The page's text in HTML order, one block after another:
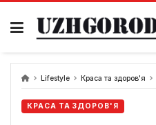
Skip
content
Lifestyle Краса та здоров'я
КРАСА ТА ЗДОРОВ'Я